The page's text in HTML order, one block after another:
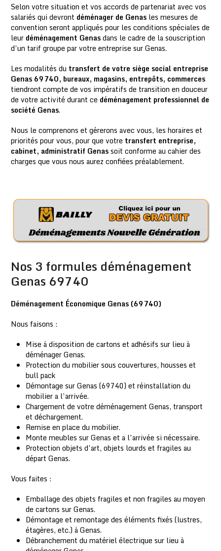
Selon votre situation et vos accords de partenariat avec vos
salariés qui devront déménager de Genas les mesures de
convention seront appliqués pour les conditions spéciales de
leur déménagement Genasdans le cadre de la souscription
d’un tarif groupe par votre entreprise sur Genas.
Les modalités du transfert de votre siège social entreprise
Genas 69740, bureaux, magasins, entrepôts, commerces
tiendront compte de vos impératifs de transition en douceur
de votre activité durant ce déménagement professionnel de
société Genas.
Nous le comprenons et gérerons avec vous, les horaires et
priorités pour vous, pour que votre transfert entreprise,
cabinet, administratif Genassoit conforme au cahier des
charges que vous nous aurez confiées préalablement.
Nos 3 formules déménagement
Genas 69740
Déménagement Économique Genas (69740)
Nous faisons :
Mise à disposition de cartons et adhésifs sur lieu à
déménager Genas.
Protection du mobilier sous couvertures, housses et
bull pack
Démontage sur Genas (69740) et réinstallation du
mobilier a l’arrivée.
Chargement de votre déménagement Genas, transport
et déchargement.
Remise en place du mobilier.
Monte meubles sur Genas et a l’arrivée si nécessaire.
Protection objets d’art, objets lourds et fragiles au
départ Genas.
Vous faites :
Emballage des objets fragiles et non fragiles au moyen
de cartons sur Genas.
Démontage et remontage des éléments fixés (lustres,
étagères, etc.) à Genas.
Débranchement du matériel électrique sur lieu à